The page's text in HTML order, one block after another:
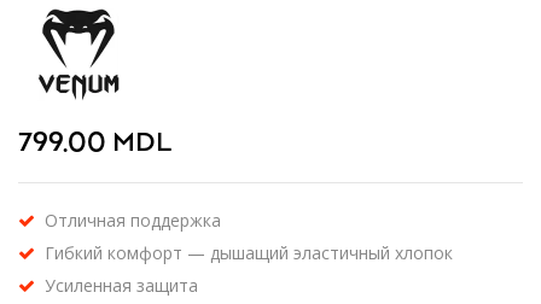
799.00 MDL
Отличная поддержка
Гибкий комфорт — дышащий эластичный хлопок
Усиленная защита